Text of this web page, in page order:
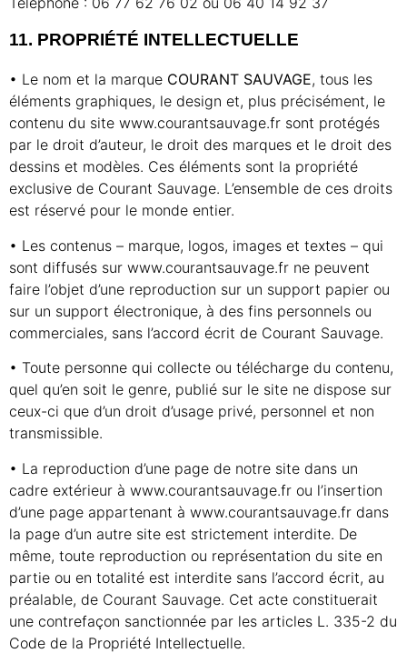
11. PROPRIÉTÉ INTELLECTUELLE
• Le nom et la marque COURANT SAUVAGE, tous les
éléments graphiques, le design et, plus précisément, le
contenu du site www.courantsauvage.fr sont protégés
par le droit d’auteur, le droit des marques et le droit des
dessins et modèles. Ces éléments sont la propriété
exclusive de Courant Sauvage. L’ensemble de ces droits
est réservé pour le monde entier.
• Les contenus – marque, logos, images et textes – qui
sont diffusés sur www.courantsauvage.fr ne peuvent
faire l’objet d’une reproduction sur un support papier ou
sur un support électronique, à des fins personnels ou
commerciales, sans l’accord écrit de Courant Sauvage.
• Toute personne qui collecte ou télécharge du contenu,
quel qu’en soit le genre, publié sur le site ne dispose sur
ceux-ci que d’un droit d’usage privé, personnel et non
transmissible.
• La reproduction d’une page de notre site dans un
cadre extérieur à www.courantsauvage.fr ou l’insertion
d’une page appartenant à www.courantsauvage.fr dans
la page d’un autre site est strictement interdite. De
même, toute reproduction ou représentation du site en
partie ou en totalité est interdite sans l’accord écrit, au
préalable, de Courant Sauvage. Cet acte constituerait
une contrefaçon sanctionnée par les articles L. 335-2 du
Code de la Propriété Intellectuelle.